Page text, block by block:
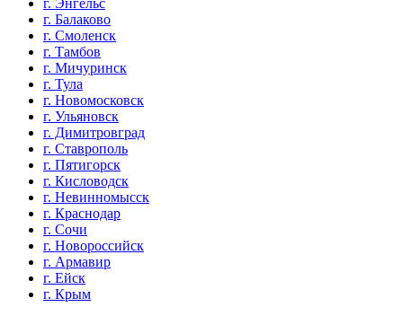
г. Энгельс
г. Балаково
г. Смоленск
г. Тамбов
г. Мичуринск
г. Тула
г. Новомосковск
г. Ульяновск
г. Димитровград
г. Ставрополь
г. Пятигорск
г. Кисловодск
г. Невинномысск
г. Краснодар
г. Сочи
г. Новороссийск
г. Армавир
г. Ейск
г. Крым